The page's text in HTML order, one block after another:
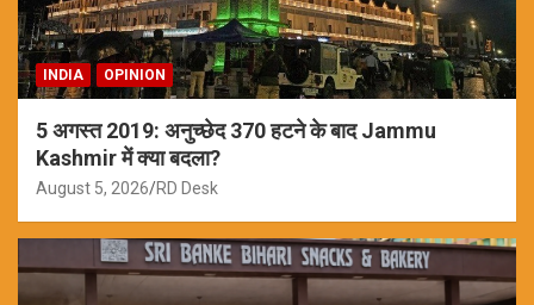
INDIA OPINION
5 अगस्त 2019: अनुच्छेद 370 हटने के बाद Jammu
Kashmir में क्या बदला?
August 5, 2026 RD Desk